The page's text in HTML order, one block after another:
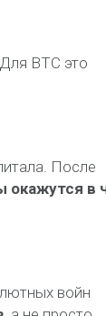
BTC это
После
окажутся в
войн